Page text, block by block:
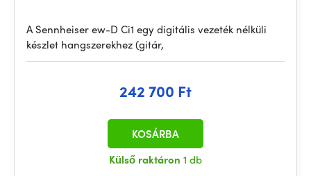
A Sennheiser ew-D Ci1 egy digitális vezeték nélküli
készlet hangszerekhez (gitár,
242 700 Ft
Külső raktáron 1 db
KOSÁRBA